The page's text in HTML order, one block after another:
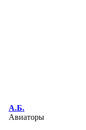
А.Б.
Авиаторы